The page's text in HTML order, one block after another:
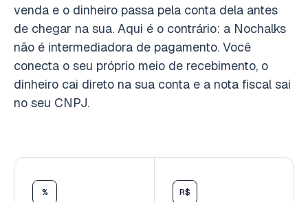
venda e o dinheiro passa pela conta dela antes
de chegar na sua. Aqui é o contrário: a Nochalks
não é intermediadora de pagamento. Você
conecta o seu próprio meio de recebimento, o
dinheiro cai direto na sua conta e a nota fiscal sai
no seu CNPJ.
% R$